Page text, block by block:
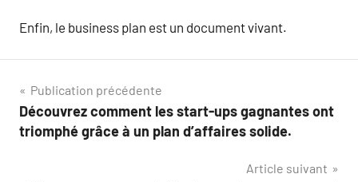
Enfin, le business plan est un document vivant.
Navigation
de
Publication précédente
Découvrez comment les start-ups gagnantes ont
triomphé grâce à un plan d’affaires solide.
Article suivant